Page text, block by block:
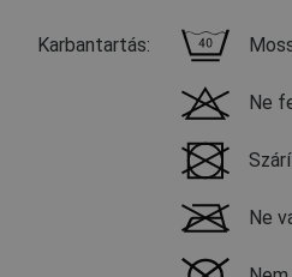
Karbantartás:
Ne
Ne